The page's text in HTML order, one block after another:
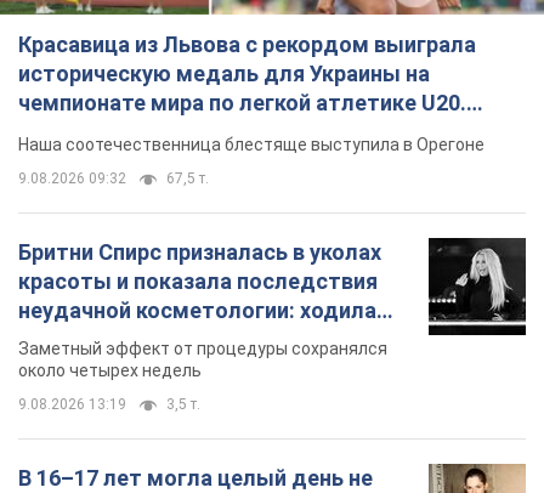
Красавица из Львова с рекордом выиграла
историческую медаль для Украины на
чемпионате мира по легкой атлетике U20.
Видео
Наша соотечественница блестяще выступила в Орегоне
9.08.2026 09:32 67,5 т.
Бритни Спирс призналась в уколах
красоты и показала последствия
неудачной косметологии: ходила
так почти месяц
Заметный эффект от процедуры сохранялся
около четырех недель
9.08.2026 13:19 3,5 т.
В 16–17 лет могла целый день не